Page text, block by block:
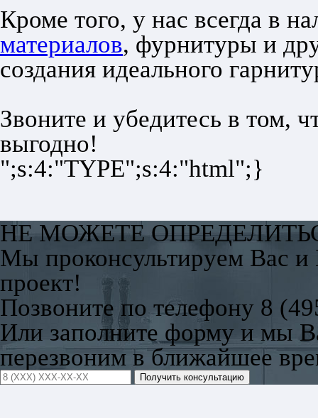
Кроме того, у нас всегда в
материалов, фурнитуры и
создания идеального
Звоните и убедитесь в том,
выгодно!
";s:4:"TYPE";s:4:"html";}
НЕ МОЖЕТЕ
Мы проконсультируем Вас
проект!
Позвоните по телефону 8
Или заполните форму и мы
перезвоним в ближайшее
Получить консультацию